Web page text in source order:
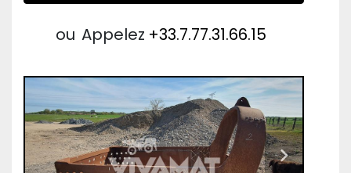
ou Appelez +33.7.77.31.66.15